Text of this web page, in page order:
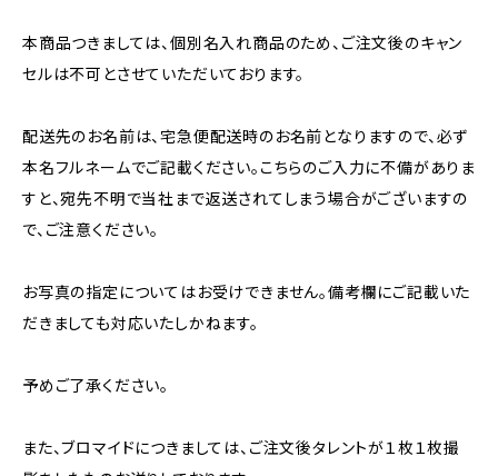
本商品つきましては、個別名入れ商品のため、ご注文後のキャン
セルは不可とさせていただいております。
配送先のお名前は、宅急便配送時のお名前となりますので、必ず
本名フルネームでご記載ください。こちらのご入力に不備がありま
すと、宛先不明で当社まで返送されてしまう場合がございますの
で、ご注意ください。
お写真の指定についてはお受けできません。備考欄にご記載いた
だきましても対応いたしかねます。
予めご了承ください。
また、ブロマイドにつきましては、ご注文後タレントが１枚１枚撮